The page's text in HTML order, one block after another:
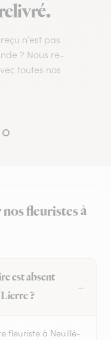
n’est pas
? Nous re-
toutes nos
fleuristes à
est absent
?
fleuriste à Neuillé-